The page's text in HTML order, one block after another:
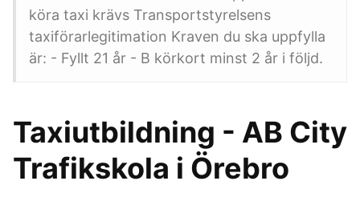
köra taxi krävs Transportstyrelsens
taxiförarlegitimation Kraven du ska uppfylla
är: - Fyllt 21 år - B körkort minst 2 år i följd.
Taxiutbildning - AB City
Trafikskola i Örebro